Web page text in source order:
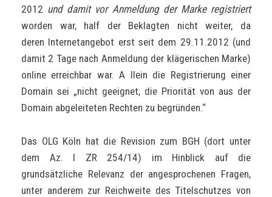
2012 und damit vor Anmeldung der Marke registriert
worden war, half der Beklagten nicht weiter, da
deren Internetangebot erst seit dem 29.11.2012 (und
damit 2 Tage nach Anmeldung der klägerischen Marke)
online erreichbar war. A llein die Registrierung einer
Domain sei „nicht geeignet, die Priorität von aus der
Domain abgeleiteten Rechten zu begründen.“
Das OLG Köln hat die Revision zum BGH (dort unter
dem Az. I ZR 254/14) im Hinblick auf die
grundsätzliche Relevanz der angesprochenen Fragen,
unter anderem zur Reichweite des Titelschutzes von